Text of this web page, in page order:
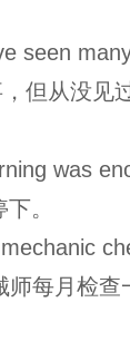
seen
但从没见
was
。
师每月检查